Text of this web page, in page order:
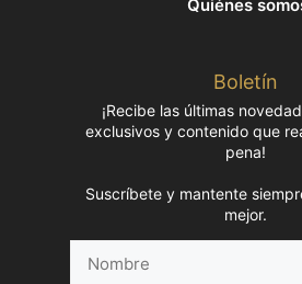
Quiénes
Boletín
¡Recibe las últimas
exclusivos y contenido que
pena!
Suscríbete y mantente
mejor.